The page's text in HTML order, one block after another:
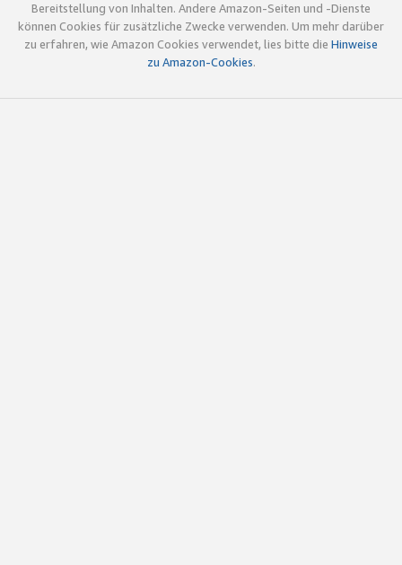
Bereitstellung von Inhalten. Andere Amazon-Seiten und -Dienste
können Cookies für zusätzliche Zwecke verwenden. Um mehr darüber
zu erfahren, wie Amazon Cookies verwendet, lies bitte die Hinweise
zu Amazon-Cookies.